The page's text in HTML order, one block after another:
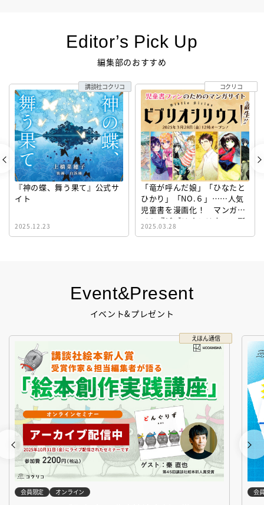
Event&Present
イベント&プレゼント
えほん通信
会員限定 オンライン 会
Editor’s Pick Up
編集部のおすすめ
『神の蝶、舞う果て』公式サ
イト
2025.12.23
講談社コクリコ
「竜が呼んだ娘」「ひなたと
ひかり」「NO.６」……人気
児童書を漫画化！ マンガサ
イト『ビブリオシリウス』誕
生！
2025.03.28
コクリコ